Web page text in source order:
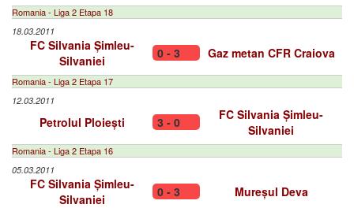
Romania - Liga 2 Etapa 18
18.03.2011
FC Silvania Șimleu-
Silvaniei
0 - 3 Gaz metan CFR Craiova
Romania - Liga 2 Etapa 17
12.03.2011
Petrolul Ploiești 3 - 0
FC Silvania Șimleu-
Silvaniei
Romania - Liga 2 Etapa 16
05.03.2011
FC Silvania Șimleu-
Silvaniei
0 - 3 Mureșul Deva